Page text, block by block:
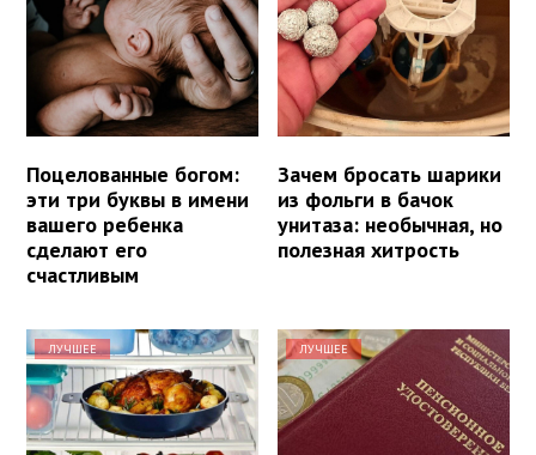
Поцелованные богом:
эти три буквы в имени
вашего ребенка
сделают его
счастливым
Зачем бросать шарики
из фольги в бачок
унитаза: необычная, но
полезная хитрость
ЛУЧШЕЕ ЛУЧШЕЕ